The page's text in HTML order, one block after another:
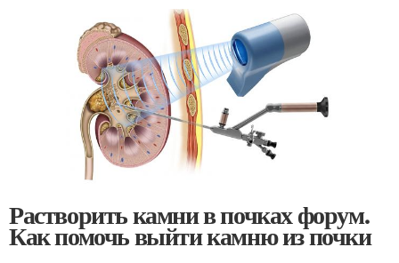
Растворить камни в почках форум.
Как помочь выйти камню из почки